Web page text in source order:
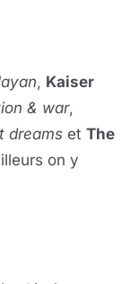
, Kaiser
& war,
dreams et The
on y